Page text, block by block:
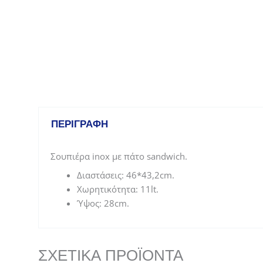
ΠΕΡΙΓΡΑΦΉ
Σουπιέρα inox με πάτο sandwich.
Διαστάσεις: 46*43,2cm.
Χωρητικότητα: 11lt.
Ύψος: 28cm.
ΣΧΕΤΙΚΆ ΠΡΟΪΌΝΤΑ